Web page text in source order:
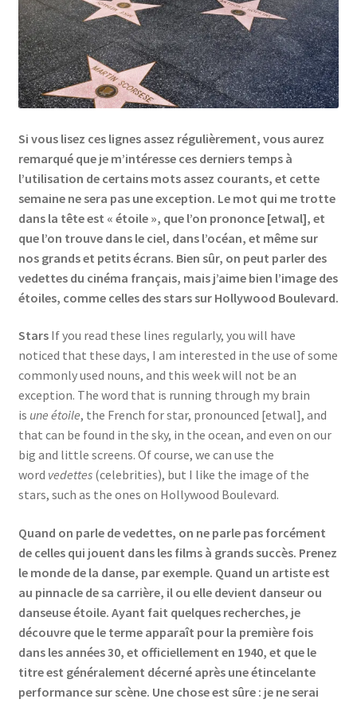
Links
My Account
Privacy Policy
Privacy Tools
Private Tuition
Shop
Terms and Conditions
Locations
My Bookings
Private
Si vous lisez ces lignes assez régulièrement, vous aurez
remarqué que je m’intéresse ces derniers temps à
l’utilisation de certains mots assez courants, et cette
semaine ne sera pas une exception. Le mot qui me trotte
dans la tête est « étoile », que l’on prononce [etwal], et
que l’on trouve dans le ciel, dans l’océan, et même sur
nos grands et petits écrans. Bien sûr, on peut parler des
vedettes du cinéma français, mais j’aime bien l’image des
étoiles, comme celles des stars sur Hollywood Boulevard.
StarsIf you read these lines regularly, you will have
noticed that these days, I am interested in the use of some
commonly used nouns, and this week will not be an
exception. The word that is running through my brain
is une étoile, the French for star, pronounced [etwal], and
that can be found in the sky, in the ocean, and even on our
big and little screens. Of course, we can use the
word vedettes(celebrities), but I like the image of the
stars, such as the ones on Hollywood Boulevard.
Quand on parle de vedettes, on ne parle pas forcément
de celles qui jouent dans les films à grands succès. Prenez
le monde de la danse, par exemple. Quand un artiste est
au pinnacle de sa carrière, il ou elle devient danseur ou
danseuse étoile. Ayant fait quelques recherches, je
découvre que le terme apparaît pour la première fois
dans les années 30, et officiellement en 1940, et que le
titre est généralement décerné après une étincelante
performance sur scène. Une chose est sûre : je ne serai